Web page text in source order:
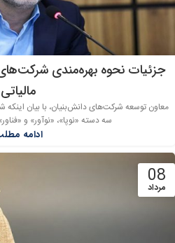
جزئیات نحوه بهره‌مندی
مالیاتی
معاون توسعه شرکت‌های دانش‌بنیان، با بیان
سه دسته «نوپا»، «نوآور» و
ادامه
08
مرداد